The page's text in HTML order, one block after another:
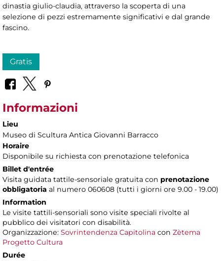
dinastia giulio-claudia, attraverso la scoperta di una
selezione di pezzi estremamente significativi e dal grande
fascino.
Gratis
Informazioni
Lieu
Museo di Scultura Antica Giovanni Barracco
Horaire
Disponibile su richiesta con prenotazione telefonica
Billet d'entrée
Visita guidata tattile-sensoriale gratuita con prenotazione
obbligatoria al numero 060608 (tutti i giorni ore 9.00 - 19.00)
Information
Le visite tattili-sensoriali sono visite speciali rivolte al
pubblico dei visitatori con disabilità.
Organizzazione: Sovrintendenza Capitolina con Zètema
Progetto Cultura
Durée